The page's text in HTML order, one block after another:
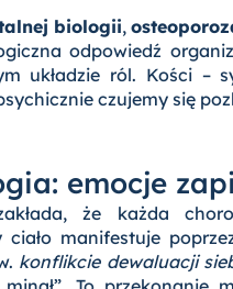
biologii,
odpowiedź
układzie ról. Kości
czujemy się
emocje
że każda
ciało manifestuje
konflikcie dewaluacji